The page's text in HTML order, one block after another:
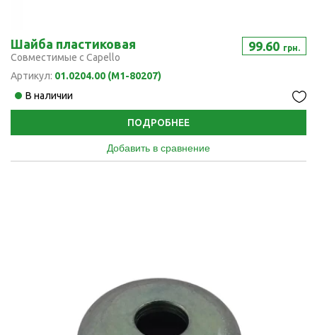
Шайба пластиковая
Совместимые с Capello
Артикул: 01.0204.00 (M1-80207)
99.60 грн.
В наличии
ПОДРОБНЕЕ
Добавить в сравнение